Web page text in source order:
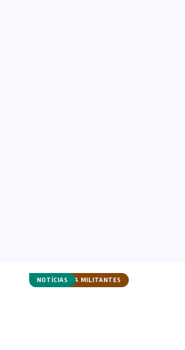
CURSO PARA MILITANTES
CURSOS
NOTÍCIAS